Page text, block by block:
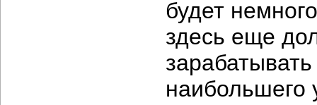
будет
здесь еще
наибольшего